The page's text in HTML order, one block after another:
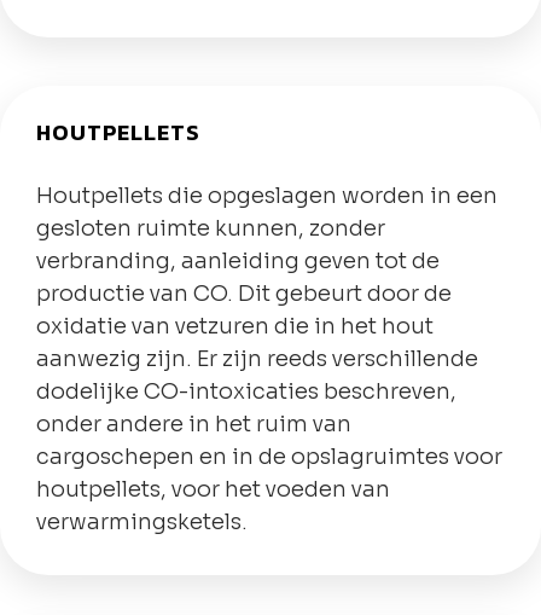
HOUTPELLETS
Houtpellets die opgeslagen worden in een
gesloten ruimte kunnen, zonder
verbranding, aanleiding geven tot de
productie van CO. Dit gebeurt door de
oxidatie van vetzuren die in het hout
aanwezig zijn. Er zijn reeds verschillende
dodelijke CO-intoxicaties beschreven,
onder andere in het ruim van
cargoschepen en in de opslagruimtes voor
houtpellets, voor het voeden van
verwarmingsketels.